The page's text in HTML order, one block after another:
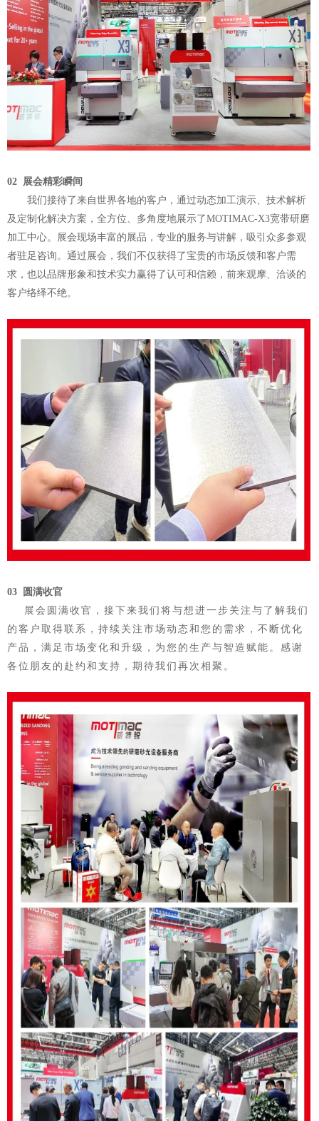
02 展会精彩瞬间
我们接待了来自世界各地的客户，通过动态加工演示、技术解析
及定制化解决方案，全方位、多角度地展示了MOTIMAC-X3宽带研磨
加工中心。展会现场丰富的展品，专业的服务与讲解，吸引众多参观
者驻足咨询。通过展会，我们不仅获得了宝贵的市场反馈和客户需
求，也以品牌形象和技术实力赢得了认可和信赖，前来观摩、洽谈的
客户络绎不绝。
03
圆满收官
展会圆满收官，接下来我们将与想进一步关注与了解我们
的客户取得联系，持续关注市场动态和您的需求，不断优化
产品，满足市场变化和升级，为您的生产与智造赋能。感谢
各位朋友的赴约和支持，期待我们再次相聚。